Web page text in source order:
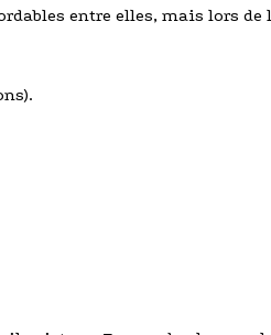
entre elles, mais lors